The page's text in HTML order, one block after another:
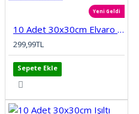
Yeni Geldi
10 Adet 30x30cm Elvaro Seramik Desen Köpük Yapışkanlı Mutfak Banyo Wc Duvar Paneli Kağıdı CYCZT00215
299,99TL
Sepete Ekle